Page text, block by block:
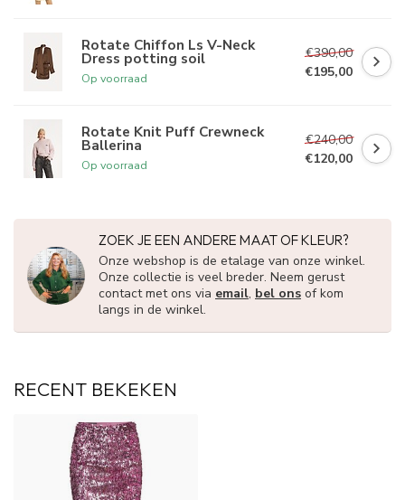
Rotate Chiffon Ls V-Neck
Dress potting soil
Op voorraad
€390,00
€195,00
Rotate Knit Puff Crewneck
Ballerina
Op voorraad
€240,00
€120,00
ZOEK JE EEN ANDERE MAAT OF KLEUR?
Onze webshop is de etalage van onze winkel.
Onze collectie is veel breder. Neem gerust
contact met ons via email, bel ons of kom
langs in de winkel.
RECENT BEKEKEN